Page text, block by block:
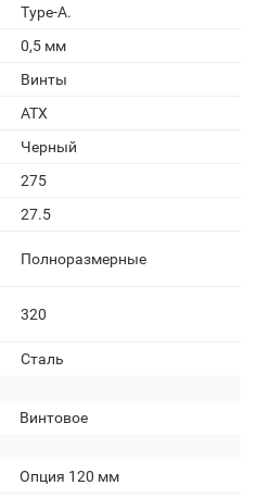
Type-A.
0,5 мм
Винты
ATX
Черный
275
27.5
Полноразмерные
320
Сталь
Винтовое
Опция 120 мм